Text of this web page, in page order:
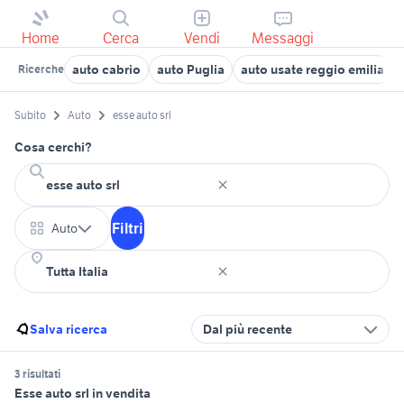
Home Cerca Vendi Messaggi
Ricerche auto cabrio auto Puglia auto usate reggio emilia
Subito Auto esse auto srl
Cosa cerchi?
Auto Filtri
Salva ricerca Dal più recente
3 risultati
Esse auto srl in vendita